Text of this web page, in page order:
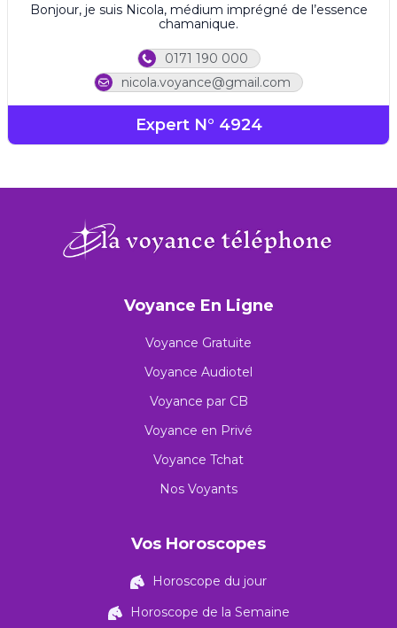
Bonjour, je suis Nicola, médium imprégné de l’essence
chamanique.
0171 190 000
nicola.voyance@gmail.com
Expert N° 4924
Voyance En Ligne
Voyance Gratuite
Voyance Audiotel
Voyance par CB
Voyance en Privé
Voyance Tchat
Nos Voyants
Vos Horoscopes
Horoscope du jour
Horoscope de la Semaine